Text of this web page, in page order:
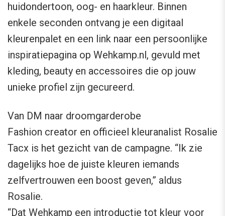
huidondertoon, oog- en haarkleur. Binnen
enkele seconden ontvang je een digitaal
kleurenpalet en een link naar een persoonlijke
inspiratiepagina op Wehkamp.nl, gevuld met
kleding, beauty en accessoires die op jouw
unieke profiel zijn gecureerd.
Van DM naar droomgarderobe
Fashion creator en officieel kleuranalist Rosalie
Tacx is het gezicht van de campagne. “Ik zie
dagelijks hoe de juiste kleuren iemands
zelfvertrouwen een boost geven,” aldus
Rosalie.
“Dat Wehkamp een introductie tot kleur voor